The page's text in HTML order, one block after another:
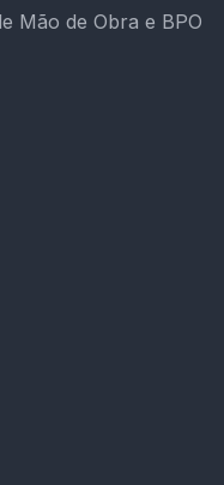
Mão de Obra e BPO